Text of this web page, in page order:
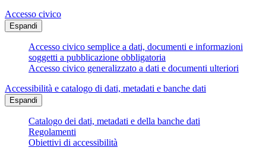
Accesso civico
Espandi
Accesso civico semplice a dati, documenti e informazioni
soggetti a pubblicazione obbligatoria
Accesso civico generalizzato a dati e documenti ulteriori
Accessibilità e catalogo di dati, metadati e banche dati
Espandi
Catalogo dei dati, metadati e della banche dati
Regolamenti
Obiettivi di accessibilità